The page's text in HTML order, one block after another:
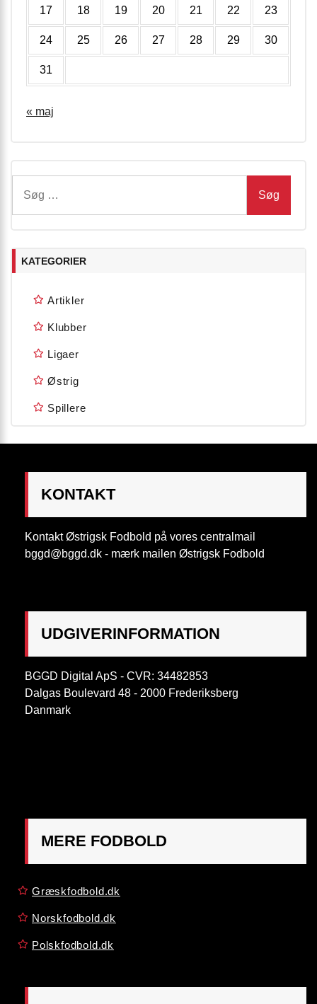
17 18 19 20 21 22 23
24 25 26 27 28 29 30
31
« maj
efter:
KATEGORIER
Artikler
Klubber
Ligaer
Østrig
Spillere
KONTAKT
Kontakt Østrigsk Fodbold på vores centralmail
bggd@bggd.dk - mærk mailen Østrigsk Fodbold
UDGIVERINFORMATION
BGGD Digital ApS - CVR: 34482853
Dalgas Boulevard 48 - 2000 Frederiksberg
Danmark
MERE FODBOLD
Græskfodbold.dk
Norskfodbold.dk
Polskfodbold.dk